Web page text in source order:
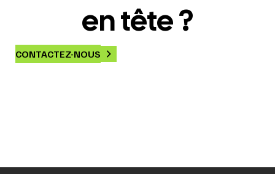
en tête ?
CONTACTEZ-NOUS